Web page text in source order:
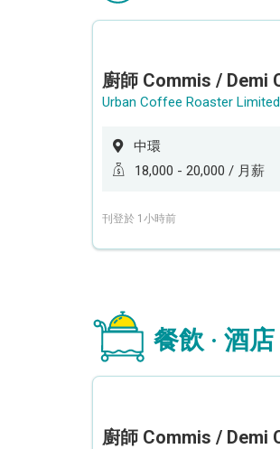
Urban Coffee Roaster Limited
中環
18,000 - 20,000 / 月薪
刊登於 1小時前
餐飲 · 酒店